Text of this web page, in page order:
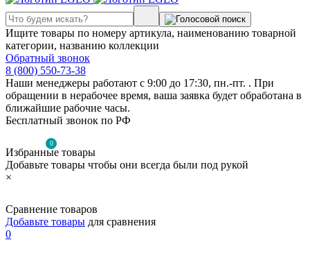
Ищите товары по номеру артикула, наименованию товарной
категории, названию коллекции
Обратный звонок
8 (800) 550-73-38
Наши менеджеры работают с 9:00 до 17:30, пн.-пт. . При
обращении в нерабочее время, ваша заявка будет обработана в
ближайшие рабочие часы.
Бесплатный звонок по РФ
0
Избранные товары
Добавьте товары чтобы они всегда были под рукой
×
Сравнение товаров
Добавьте товары для сравнения
0